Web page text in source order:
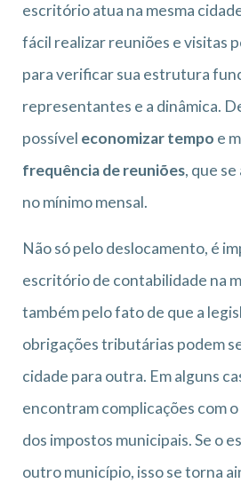
escritório atua na mesma
fácil realizar reuniões e visitas
para verificar sua estrutura
representantes e a dinâmica.
possível economizar tempo e
frequência de reuniões, que
no mínimo mensal.
Não só pelo deslocamento, é
escritório de contabilidade na
também pelo fato de que a
obrigações tributárias podem
cidade para outra. Em alguns
encontram complicações com o
dos impostos municipais. Se o
outro município, isso se torna